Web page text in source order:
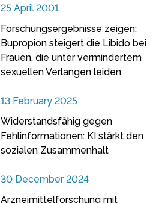
25 April 2001
Forschungsergebnisse zeigen:
Bupropion steigert die Libido bei
Frauen, die unter vermindertem
sexuellen Verlangen leiden
13 February 2025
Widerstandsfähig gegen
Fehlinformationen: KI stärkt den
sozialen Zusammenhalt
30 December 2024
Arzneimittelforschung mit